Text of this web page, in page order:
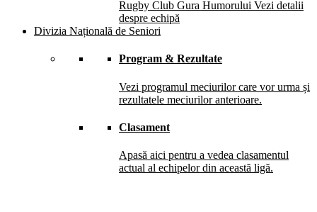
Rugby Club Gura Humorului Vezi detalii
despre echipă
Divizia Națională de Seniori
Program & Rezultate
Vezi programul meciurilor care vor urma și
rezultatele meciurilor anterioare.
Clasament
Apasă aici pentru a vedea clasamentul
actual al echipelor din această ligă.